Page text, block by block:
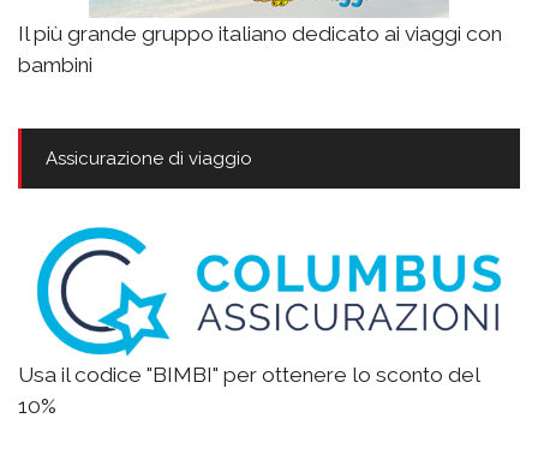
Il più grande gruppo italiano dedicato ai viaggi con
bambini
Assicurazione di viaggio
Usa il codice "BIMBI" per ottenere lo sconto del
10%